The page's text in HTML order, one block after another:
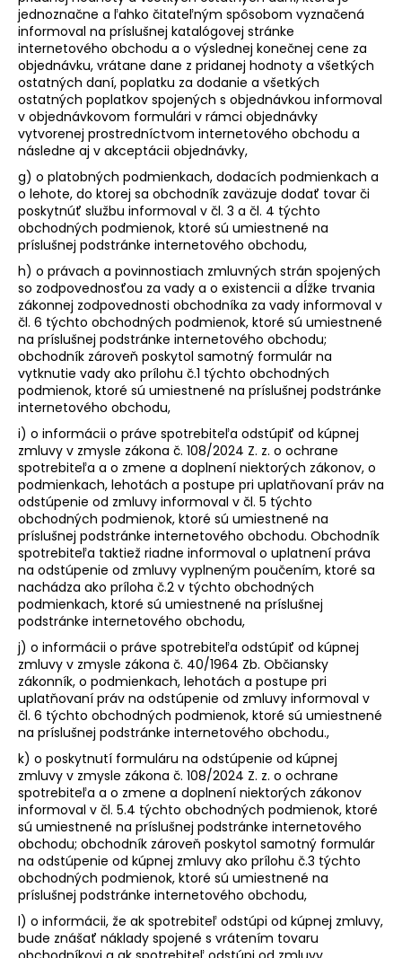
jednoznačne a ľahko čitateľným spôsobom vyznačená
informoval na príslušnej katalógovej stránke
internetového obchodu a o výslednej konečnej cene za
objednávku, vrátane dane z pridanej hodnoty a všetkých
ostatných daní, poplatku za dodanie a všetkých
ostatných poplatkov spojených s objednávkou informoval
v objednávkovom formulári v rámci objednávky
vytvorenej prostredníctvom internetového obchodu a
následne aj v akceptácii objednávky,
g) o platobných podmienkach, dodacích podmienkach a
o lehote, do ktorej sa obchodník zaväzuje dodať tovar či
poskytnúť službu informoval v čl. 3 a čl. 4 týchto
obchodných podmienok, ktoré sú umiestnené na
príslušnej podstránke internetového obchodu,
h) o právach a povinnostiach zmluvných strán spojených
so zodpovednosťou za vady a o existencii a dĺžke trvania
zákonnej zodpovednosti obchodníka za vady informoval v
čl. 6 týchto obchodných podmienok, ktoré sú umiestnené
na príslušnej podstránke internetového obchodu;
obchodník zároveň poskytol samotný formulár na
vytknutie vady ako prílohu č.1 týchto obchodných
podmienok, ktoré sú umiestnené na príslušnej podstránke
internetového obchodu,
i) o informácii o práve spotrebiteľa odstúpiť od kúpnej
zmluvy v zmysle zákona č. 108/2024 Z. z. o ochrane
spotrebiteľa a o zmene a doplnení niektorých zákonov, o
podmienkach, lehotách a postupe pri uplatňovaní práv na
odstúpenie od zmluvy informoval v čl. 5 týchto
obchodných podmienok, ktoré sú umiestnené na
príslušnej podstránke internetového obchodu. Obchodník
spotrebiteľa taktiež riadne informoval o uplatnení práva
na odstúpenie od zmluvy vyplneným poučením, ktoré sa
nachádza ako príloha č.2 v týchto obchodných
podmienkach, ktoré sú umiestnené na príslušnej
podstránke internetového obchodu,
j) o informácii o práve spotrebiteľa odstúpiť od kúpnej
zmluvy v zmysle zákona č. 40/1964 Zb. Občiansky
zákonník, o podmienkach, lehotách a postupe pri
uplatňovaní práv na odstúpenie od zmluvy informoval v
čl. 6 týchto obchodných podmienok, ktoré sú umiestnené
na príslušnej podstránke internetového obchodu.,
k) o poskytnutí formuláru na odstúpenie od kúpnej
zmluvy v zmysle zákona č. 108/2024 Z. z. o ochrane
spotrebiteľa a o zmene a doplnení niektorých zákonov
informoval v čl. 5.4 týchto obchodných podmienok, ktoré
sú umiestnené na príslušnej podstránke internetového
obchodu; obchodník zároveň poskytol samotný formulár
na odstúpenie od kúpnej zmluvy ako prílohu č.3 týchto
obchodných podmienok, ktoré sú umiestnené na
príslušnej podstránke internetového obchodu,
l) o informácii, že ak spotrebiteľ odstúpi od kúpnej zmluvy,
bude znášať náklady spojené s vrátením tovaru